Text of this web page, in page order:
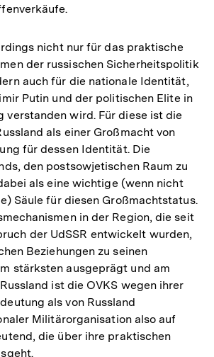
nicht nur für das praktische
der russischen Sicherheitspolitik
auch für die nationale Identität,
Putin und der politischen Elite in
verstanden wird. Für diese ist die
als einer Großmacht von
für dessen Identität. Die
den postsowjetischen Raum zu
als eine wichtige (wenn nicht
Säule für diesen Großmachtstatus.
in der Region, die seit
der UdSSR entwickelt wurden,
Beziehungen zu seinen
stärksten ausgeprägt und am
ist die OVKS wegen ihrer
als von Russland
Militärorganisation also auf
die über ihre praktischen